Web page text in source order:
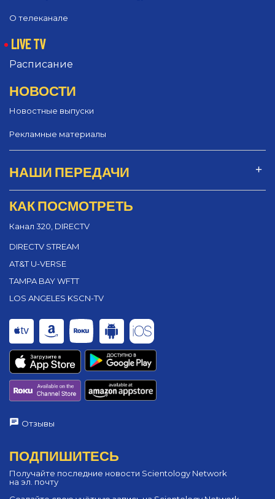
О телеканале
LIVE TV
Расписание
НОВОСТИ
Новостные выпуски
Рекламные материалы
НАШИ ПЕРЕДАЧИ
КАК ПОСМОТРЕТЬ
Канал 320, DIRECTV
DIRECTV STREAM
AT&T U-VERSE
TAMPA BAY WFTT
LOS ANGELES KSCN-TV
Отзывы
ПОДПИШИТЕСЬ
Получайте последние новости Scientology Network
на эл. почту